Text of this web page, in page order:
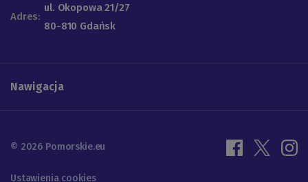
Adres:
ul. Okopowa 21/27
80-810 Gdańsk
Nawigacja
© 2026 Pomorskie.eu
Ustawienia cookies